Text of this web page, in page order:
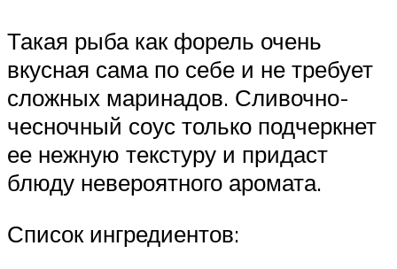
Такая рыба как форель очень
вкусная сама по себе и не требует
сложных маринадов. Сливочно-
чесночный соус только подчеркнет
ее нежную текстуру и придаст
блюду невероятного аромата.
Список ингредиентов: